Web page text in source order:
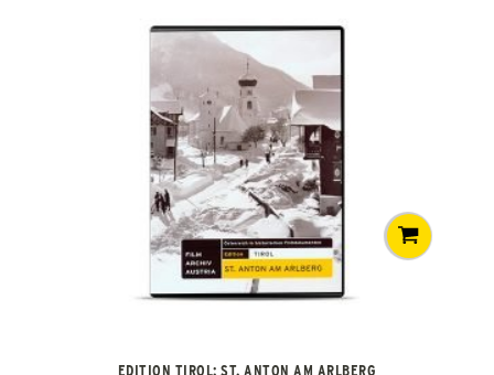
EDITION TIROL: ST. ANTON AM ARLBERG